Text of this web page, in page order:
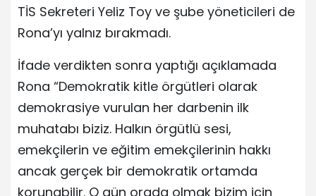
TİS Sekreteri Yeliz Toy ve şube yöneticileri de
Rona’yı yalnız bırakmadı.
İfade verdikten sonra yaptığı açıklamada
Rona “Demokratik kitle örgütleri olarak
demokrasiye vurulan her darbenin ilk
muhatabı biziz. Halkın örgütlü sesi,
emekçilerin ve eğitim emekçilerinin hakkı
ancak gerçek bir demokratik ortamda
korunabilir. O gün orada olmak bizim için